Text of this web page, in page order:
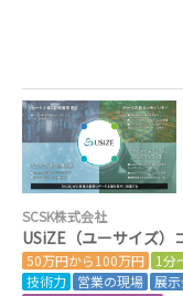
SCSK株式会社
USiZE（ユーサイズ）
50万円から100万円 1分
技術力
営業の現場 展